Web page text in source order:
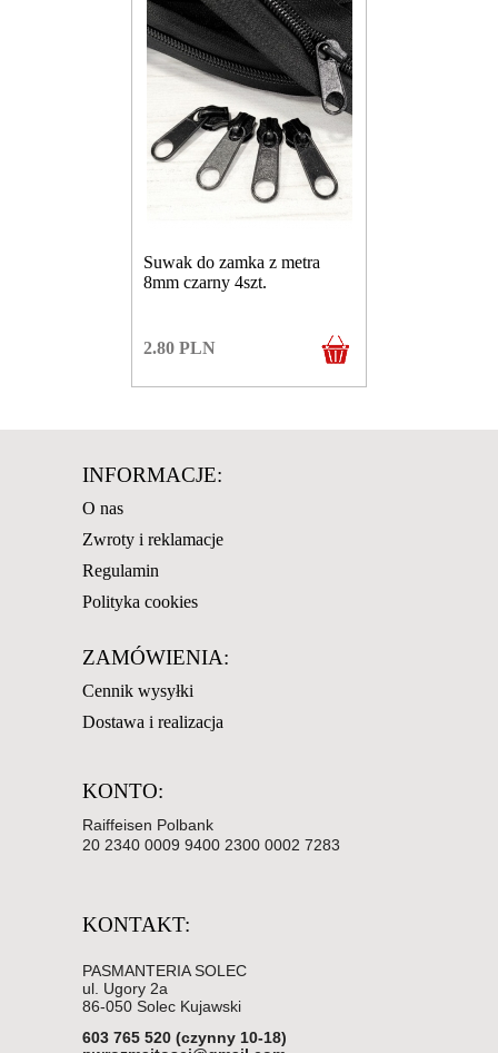
Suwak do zamka z metra
8mm czarny 4szt.
2.80 PLN
INFORMACJE:
O nas
Zwroty i reklamacje
Regulamin
Polityka cookies
ZAMÓWIENIA:
Cennik wysyłki
Dostawa i realizacja
KONTO:
Raiffeisen Polbank
20 2340 0009 9400 2300 0002 7283
KONTAKT:
PASMANTERIA SOLEC
ul. Ugory 2a
86-050 Solec Kujawski
603 765 520 (czynny 10-18)